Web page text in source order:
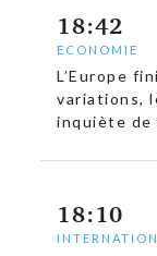
18:42
ECONOMIE
L’Europe
variations,
inquiète de
18:10